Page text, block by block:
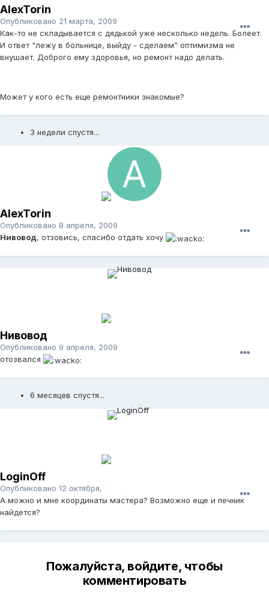
AlexTorin
Опубликовано 21 марта, 2009
Как-то не складывается с дядькой уже несколько недель. Болеет.
И ответ "лежу в больнице, выйду - сделаем" оптимизма не
внушает. Доброго ему здоровья, но ремонт надо делать.
Может у кого есть еще ремонтники знакомые?
3 недели спустя...
AlexTorin
Опубликовано 8 апреля, 2009
Нивовод, отзовись, спасибо отдать хочу
Нивовод
Опубликовано 9 апреля, 2009
отозвался
6 месяцев спустя...
LoginOff
Опубликовано 12 октября, 2009
А можно и мне координаты мастера? Возможно еще и печник
найдется?
Пожалуйста, войдите, чтобы
комментировать